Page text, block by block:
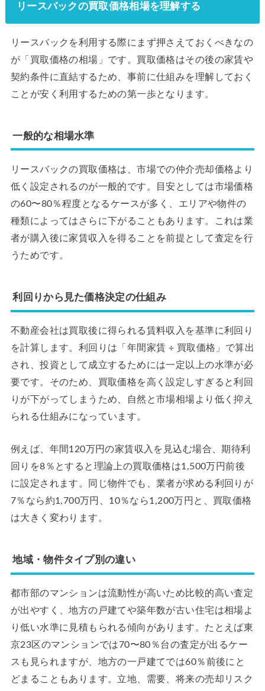
リースバックの買取価格相場を理解する
リースバックを利用する際にまず押さえておくべきなの
が「買取価格の相場」です。買取価格はその後の家賃や
契約条件に直結するため、事前に仕組みを理解しておく
ことが安く利用するための第一歩となります。
一般的な相場水準
リースバックの買取価格は、市場での仲介売却価格より
低く設定されるのが一般的です。目安としては市場価格
の60〜80％程度となるケースが多く、エリアや物件の
種類によってはさらに下がることもあります。これは業
者が購入後に家賃収入を得ることを前提として査定を行
うためです。
利回りから見た価格決定の仕組み
不動産会社は買取後に得られる賃料収入を基準に利回り
を計算します。利回りは「年間家賃 ÷ 買取価格」で算出
され、投資として成立するためには一定以上の水準が必
要です。そのため、買取価格を高く設定しすぎると利回
りが下がってしまうため、自然と市場相場より低く抑え
られる仕組みになっています。
例えば、年間120万円の家賃収入を見込む場合、期待利
回りを8％とすると理論上の買取価格は1,500万円前後
に設定されます。同じ物件でも、業者が求める利回りが
7％なら約1,700万円、10％なら1,200万円と、買取価格
は大きく変わります。
地域・物件タイプ別の違い
都市部のマンションは流動性が高いため比較的高い査定
が出やすく、地方の戸建てや築年数が古い住宅は相場よ
り低い水準に見積もられる傾向があります。たとえば東
京23区のマンションでは70〜80％台の査定が出るケー
スも見られますが、地方の一戸建てでは60％前後にと
どまることもあります。立地、需要、将来の売却リスク